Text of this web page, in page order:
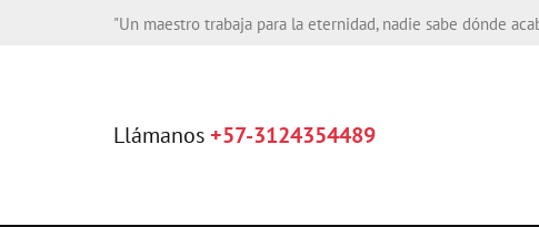
"Un maestro trabaja para la eternidad, nadie sabe dónde
Llámanos+57-3124354489